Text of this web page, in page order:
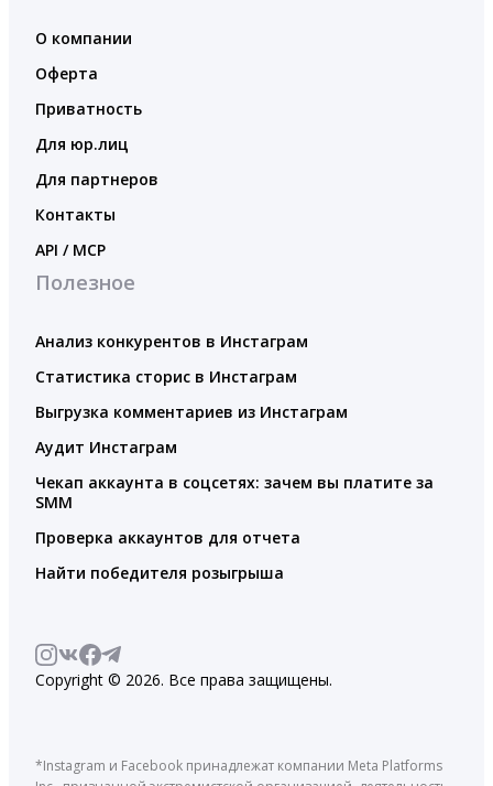
О компании
Оферта
Приватность
Для юр.лиц
Для партнеров
Контакты
API / MCP
Полезное
Анализ конкурентов в Инстаграм
Статистика сторис в Инстаграм
Выгрузка комментариев из Инстаграм
Аудит Инстаграм
Чекап аккаунта в соцсетях: зачем вы платите за
SMM
Проверка аккаунтов для отчета
Найти победителя розыгрыша
Copyright © 2026. Все права защищены.
*Instagram и Facebook принадлежат компании Meta Platforms